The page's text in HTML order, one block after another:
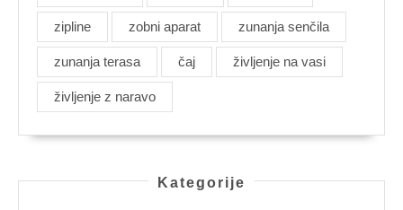
zipline zobni aparat zunanja senčila
zunanja terasa čaj življenje na vasi
življenje z naravo
Kategorije